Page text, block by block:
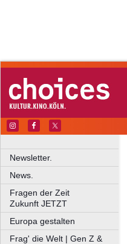
Newsletter.
News.
Fragen der Zeit
Zukunft JETZT
Europa gestalten
Frag' die Welt | Gen Z &